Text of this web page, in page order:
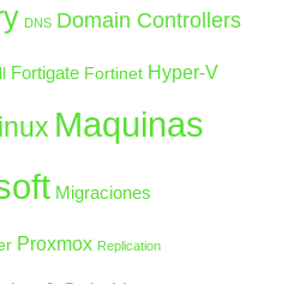
DNS Domain Controllers
Fortigate Fortinet Hyper-V
Maquinas
Migraciones
Proxmox Replication